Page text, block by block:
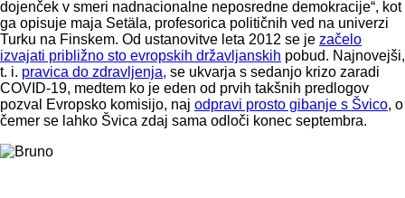
dojenček v smeri nadnacionalne neposredne demokracije“, kot
ga opisuje maja Setäla, profesorica političnih ved na univerzi
Turku na Finskem. Od ustanovitve leta 2012 se je začelo
izvajati približno sto evropskih državljanskih pobud. Najnovejši,
t. i. pravica do zdravljenja, se ukvarja s sedanjo krizo zaradi
COVID-19, medtem ko je eden od prvih takšnih predlogov
pozval Evropsko komisijo, naj odpravi prosto gibanje s Švico, o
čemer se lahko Švica zdaj sama odloči konec septembra.